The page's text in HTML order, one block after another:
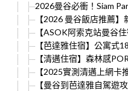
2026曼谷必衝！Siam
【2026 曼谷飯店推薦
【ASOK阿索克站曼谷
【芭達雅住宿】公寓式
【清邁住宿】森林感
【2025實測清邁上網
【曼谷到芭達雅自駕遊